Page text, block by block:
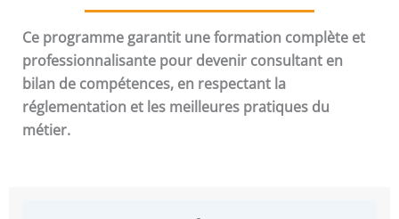
Ce programme garantit une formation complète et
professionnalisante pour devenir consultant en
bilan de compétences, en respectant la
réglementation et les meilleures pratiques du
métier.